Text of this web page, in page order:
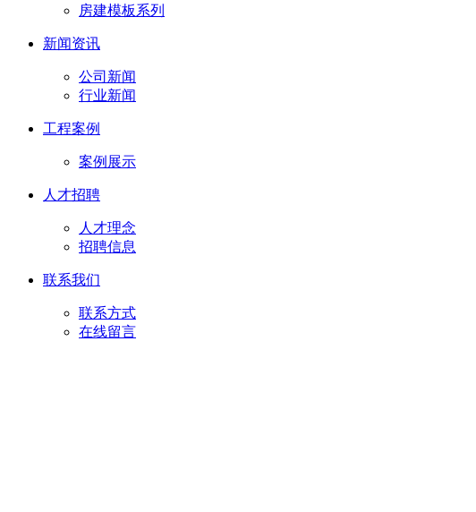
房建模板系列
新闻资讯
公司新闻
行业新闻
工程案例
案例展示
人才招聘
人才理念
招聘信息
联系我们
联系方式
在线留言